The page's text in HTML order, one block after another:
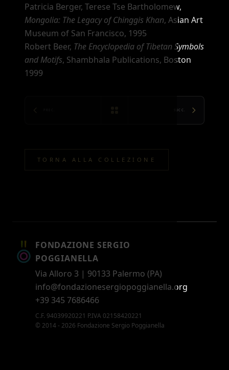
Patricia Berger, Terese Tse Bartholomew,
Mongolia: The Legacy of Chinggis Khan, Asian Art
Museum of San Francisco, 1995
Robert Beer, The Encyclopedia of Tibetan Symbols
and Motifs, Shambhala Publications, Boston
1999
SUCC.
TORNA ALLA COLLEZIONE
FONDAZIONE SERGIO
POGGIANELLA
Via Alloro 3 | 90133 Palermo (PA)
info@fondazionesergiopoggianella.org
+39 345 7686466
C.F. 94039920221 P.IVA 02158420221
© 2014 - 2026 Fondazione Sergio Poggianella